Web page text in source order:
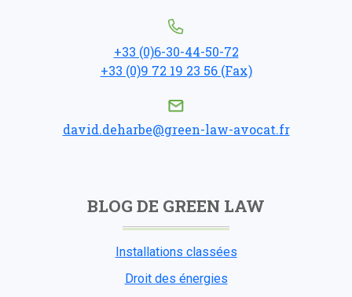
+33 (0)6-30-44-50-72
+33 (0)9 72 19 23 56 (Fax)
david.deharbe@green-law-avocat.fr
BLOG DE GREEN LAW
Installations classées
Droit des énergies